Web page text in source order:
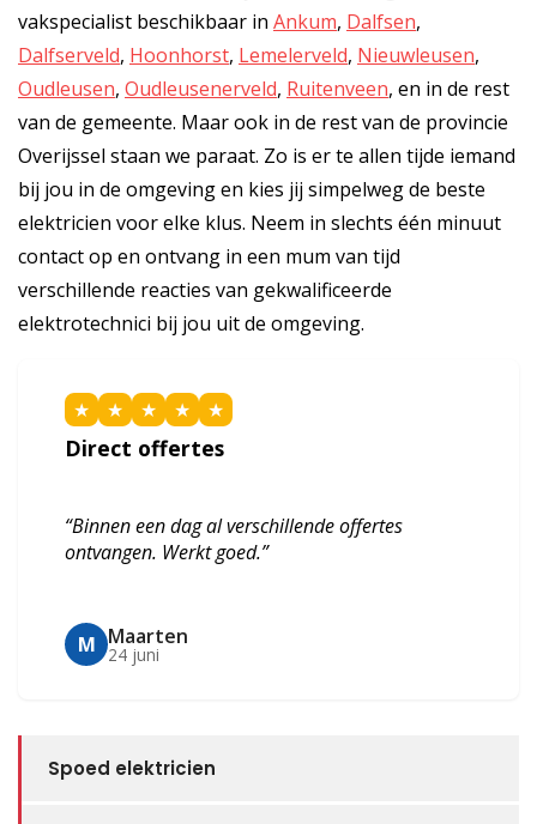
vakspecialist beschikbaar in Ankum, Dalfsen,
Dalfserveld, Hoonhorst, Lemelerveld, Nieuwleusen,
Oudleusen, Oudleusenerveld, Ruitenveen, en in de rest
van de gemeente. Maar ook in de rest van de provincie
Overijssel staan we paraat. Zo is er te allen tijde iemand
bij jou in de omgeving en kies jij simpelweg de beste
elektricien voor elke klus. Neem in slechts één minuut
contact op en ontvang in een mum van tijd
verschillende reacties van gekwalificeerde
elektrotechnici bij jou uit de omgeving.
★ ★ ★ ★ ★
Direct offertes
“Binnen een dag al verschillende offertes
ontvangen. Werkt goed.”
M Maarten
24 juni
Spoed elektricien